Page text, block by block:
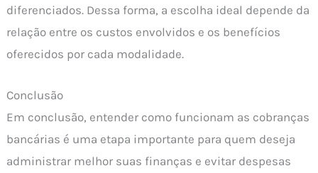
diferenciados. Dessa forma, a escolha ideal depende da
relação entre os custos envolvidos e os benefícios
oferecidos por cada modalidade.
Conclusão
Em conclusão, entender como funcionam as cobranças
bancárias é uma etapa importante para quem deseja
administrar melhor suas finanças e evitar despesas